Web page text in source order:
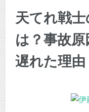
天てれ戦
は？事故
遅れた理由